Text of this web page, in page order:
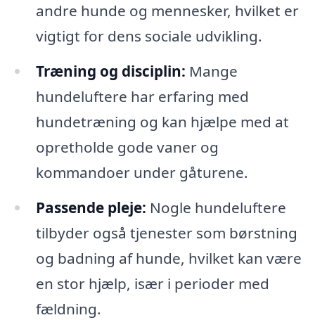
andre hunde og mennesker, hvilket er
vigtigt for dens sociale udvikling.
Træning og disciplin: Mange
hundeluftere har erfaring med
hundetræning og kan hjælpe med at
opretholde gode vaner og
kommandoer under gåturene.
Passende pleje: Nogle hundeluftere
tilbyder også tjenester som børstning
og badning af hunde, hvilket kan være
en stor hjælp, især i perioder med
fældning.